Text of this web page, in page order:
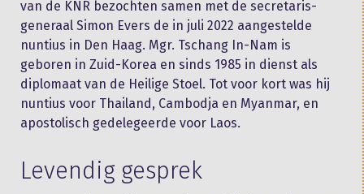
van de KNR bezochten samen met de secretaris-
generaal Simon Evers de in juli 2022 aangestelde
nuntius in Den Haag. Mgr. Tschang In-Nam is
geboren in Zuid-Korea en sinds 1985 in dienst als
diplomaat van de Heilige Stoel. Tot voor kort was hij
nuntius voor Thailand, Cambodja en Myanmar, en
apostolisch gedelegeerde voor Laos.
Levendig gesprek